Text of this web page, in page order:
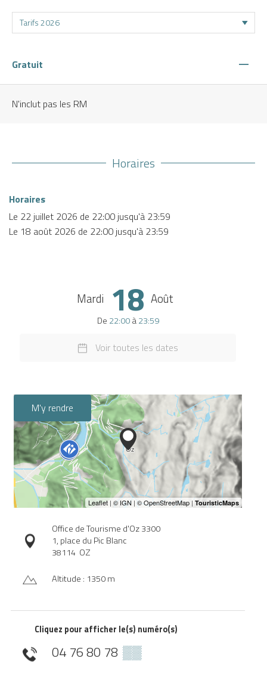
Gratuit —
N'inclut pas les RM
Horaires
Horaires
Le 22 juillet 2026 de 22:00 jusqu'à 23:59
Le 18 août 2026 de 22:00 jusqu'à 23:59
Mardi 18 Août
De 22:00à23:59
Voir toutes les dates
M'y rendre
Office de Tourisme d'Oz 3300
1, place du Pic Blanc
38114 OZ
Altitude : 1350 m
Cliquez pour afficher le(s) numéro(s)
04 76 80 78 ▒▒